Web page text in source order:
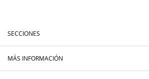
SECCIONES
MÁS INFORMACIÓN